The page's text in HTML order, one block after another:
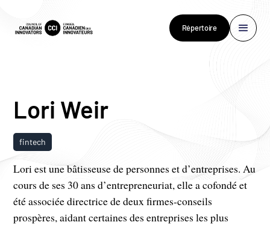
Répertoire
Lori Weir
fintech
Lori est une bâtisseuse de personnes et d’entreprises. Au
cours de ses 30 ans d’entrepreneuriat, elle a cofondé et
été associée directrice de deux firmes-conseils
prospères, aidant certaines des entreprises les plus